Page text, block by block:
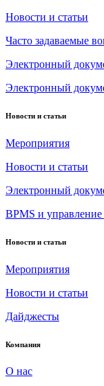
Новости и статьи
Часто задаваемые
Электронный
Электронный
Новости и статьи
Мероприятия
Новости и статьи
Электронный
BPMS и
Новости и статьи
Мероприятия
Новости и статьи
Дайджесты
Компания
О нас